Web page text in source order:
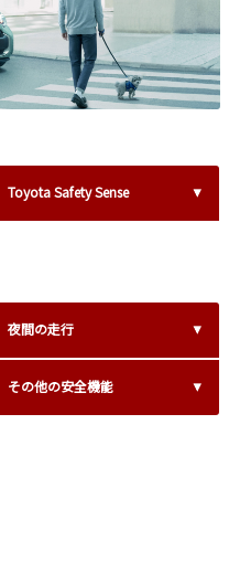
Toyota Safety Sense
夜間の走行
その他の安全機能